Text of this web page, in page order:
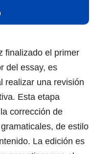
finalizado el primer
del essay, es
realizar una revisión
Esta etapa
corrección de
de estilo
La edición es